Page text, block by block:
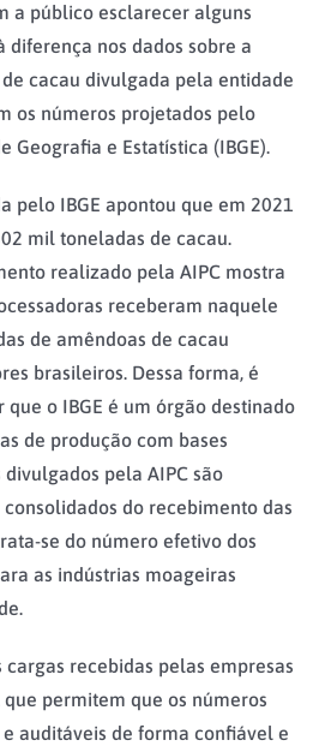
a público esclarecer alguns
diferença nos dados sobre a
cacau divulgada pela entidade
os números projetados pelo
Geografia e Estatística (IBGE).
pelo IBGE apontou que em 2021
mil toneladas de cacau.
realizado pela AIPC mostra
receberam naquele
de amêndoas de cacau
brasileiros. Dessa forma, é
o IBGE é um órgão destinado
de produção com bases
pela AIPC são
do recebimento das
se do número efetivo dos
as indústrias moageiras
cargas recebidas pelas empresas
permitem que os números
auditáveis de forma confiável e